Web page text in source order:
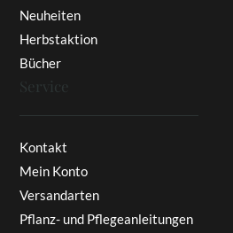
Neuheiten
Herbstaktion
Bücher
Service
Kontakt
Mein Konto
Versandarten
Pflanz- und Pflegeanleitungen